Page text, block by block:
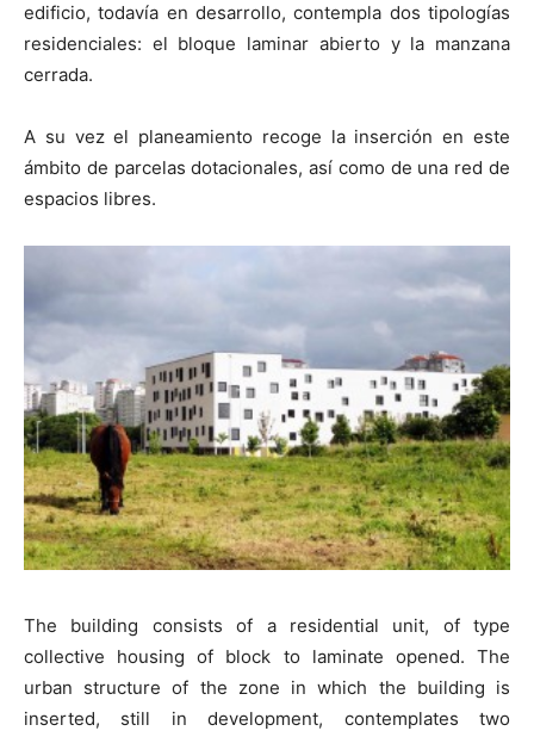
edificio, todavía en desarrollo, contempla dos tipologías
residenciales: el bloque laminar abierto y la manzana
cerrada.
A su vez el planeamiento recoge la inserción en este
ámbito de parcelas dotacionales, así como de una red de
espacios libres.
The building consists of a residential unit, of type
collective housing of block to laminate opened. The
urban structure of the zone in which the building is
inserted, still in development, contemplates two